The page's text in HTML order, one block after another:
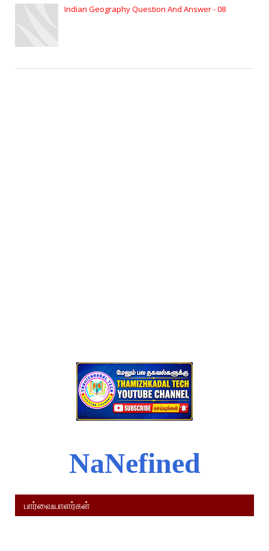
Indian Geography Question And Answer - 08
NaNefined
பார்வையாளர்கள்